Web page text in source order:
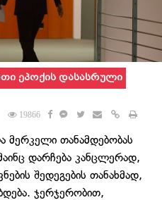
ეპოქის დასასრული
19866
მერკელი თანამდებობას
დარჩება კანცლერად,
შედეგების თანახმად,
ჯერჯერობით,